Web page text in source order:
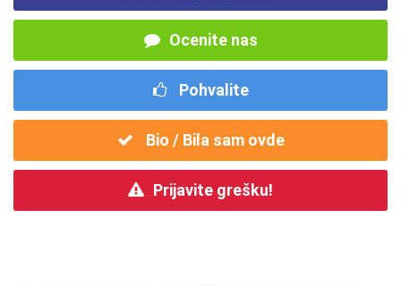
Ocenite nas
Pohvalite
Bio / Bila sam ovde
Prijavite grešku!